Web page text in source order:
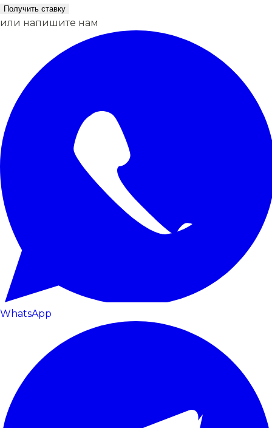
Получить ставку
или напишите нам
WhatsApp